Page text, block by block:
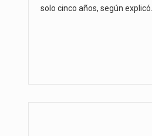
solo cinco años, según explicó…